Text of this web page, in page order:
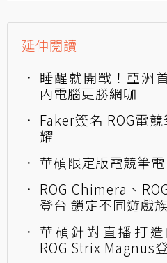
延伸閱讀
睡醒就開戰！亞洲
內電腦更勝網咖
Faker簽名 ROG電
耀
華碩限定版電競筆
ROG Chimera、
登台 鎖定不同遊戲
華碩針對直播打
ROG Strix Magnus